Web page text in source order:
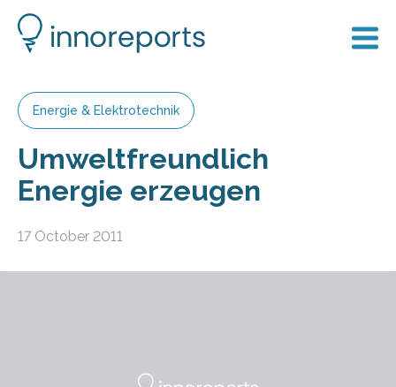
Energie & Elektrotechnik
Umweltfreundlich
Energie erzeugen
17 October 2011